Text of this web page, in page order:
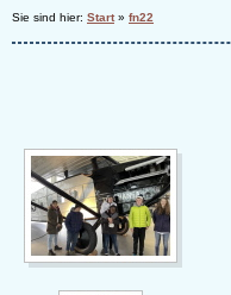
Sie sind hier: Start» fn22